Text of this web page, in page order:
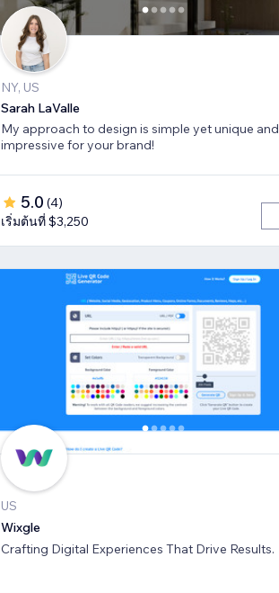
NY, US
Sarah LaValle
My approach to design is simple yet unique and
impressive for your brand!
5.0 (4)
เริ่มต้นที่ $3,250
US
Wixgle
Crafting Digital Experiences That Drive Results.